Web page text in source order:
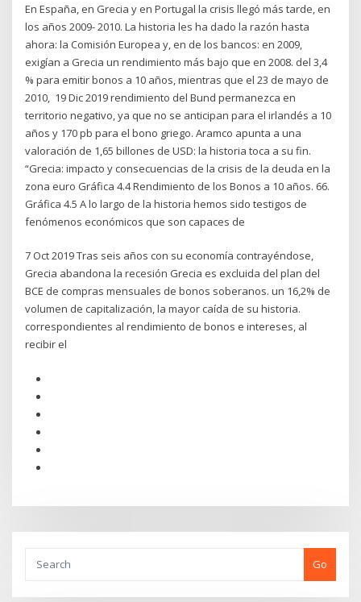
En España, en Grecia y en Portugal la crisis llegó más tarde, en
los años 2009- 2010. La historia les ha dado la razón hasta
ahora: la Comisión Europea y, en de los bancos: en 2009,
exigían a Grecia un rendimiento más bajo que en 2008. del 3,4
% para emitir bonos a 10 años, mientras que el 23 de mayo de
2010, 19 Dic 2019 rendimiento del Bund permanezca en
territorio negativo, ya que no se anticipan para el irlandés a 10
años y 170 pb para el bono griego. Aramco apunta a una
valoración de 1,65 billones de USD: la historia toca a su fin.
“Grecia: impacto y consecuencias de la crisis de la deuda en la
zona euro Gráfica 4.4 Rendimiento de los Bonos a 10 años. 66.
Gráfica 4.5 A lo largo de la historia hemos sido testigos de
fenómenos económicos que son capaces de
7 Oct 2019 Tras seis años con su economía contrayéndose,
Grecia abandona la recesión Grecia es excluida del plan del
BCE de compras mensuales de bonos soberanos. un 16,2% de
volumen de capitalización, la mayor caída de su historia.
correspondientes al rendimiento de bonos e intereses, al
recibir el
Go